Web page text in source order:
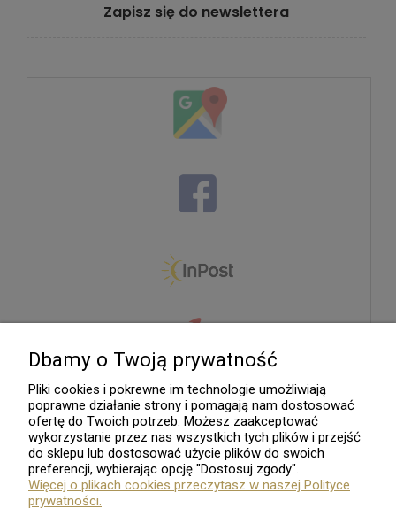
Zapisz się do newslettera
Dbamy o Twoją prywatność
Pliki cookies i pokrewne im technologie umożliwiają
poprawne działanie strony i pomagają nam dostosować
ofertę do Twoich potrzeb. Możesz zaakceptować
wykorzystanie przez nas wszystkich tych plików i przejść
do sklepu lub dostosować użycie plików do swoich
preferencji, wybierając opcję "Dostosuj zgody".
Więcej o plikach cookies przeczytasz w naszej Polityce
prywatności.